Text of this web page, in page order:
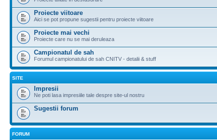
Proiecte viitoare
Aici se pot propune sugestii pentru proiecte viitoare
Proiecte mai vechi
Proiecte care nu se mai deruleaza
Campionatul de sah
Forumul campionatului de sah CNITV - detalii & stuff
SITE
Impresii
Ne poti lasa impresiile tale despre site-ul nostru
Sugestii forum
FORUM